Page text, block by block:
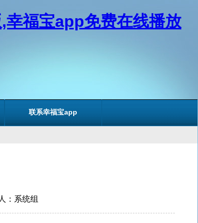
福宝app免费在线播放
联系幸福宝app
：系统组